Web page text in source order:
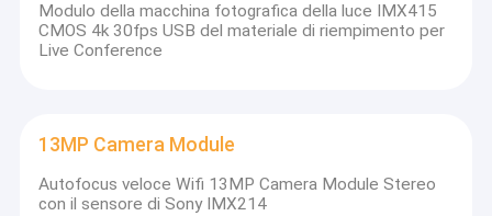
Modulo della macchina fotografica della luce IMX415
CMOS 4k 30fps USB del materiale di riempimento per
Live Conference
13MP Camera Module
Autofocus veloce Wifi 13MP Camera Module Stereo
con il sensore di Sony IMX214